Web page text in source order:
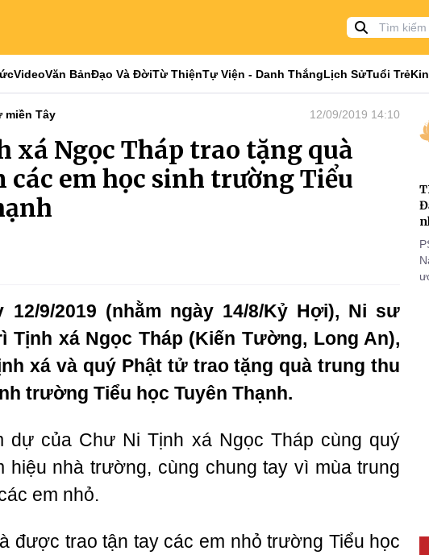
VideoVăn BảnĐạo Và ĐờiTừ ThiệnTự Viện - Danh ThắngLịch SửTuổi Trẻ
miền Tây 12/09/2019 14:10
xá Ngọc Tháp trao tặng quà
em học sinh trường Tiểu
12/9/2019 (nhằm ngày 14/8/Kỷ Hợi), Ni sư
Tịnh xá Ngọc Tháp (Kiến Tường, Long An),
xá và quý Phật tử trao tặng quà trung thu
trường Tiểu học Tuyên Thạnh.
dự của Chư Ni Tịnh xá Ngọc Tháp cùng quý
hiệu nhà trường, cùng chung tay vì mùa trung
em nhỏ.
được trao tận tay các em nhỏ trường Tiểu học